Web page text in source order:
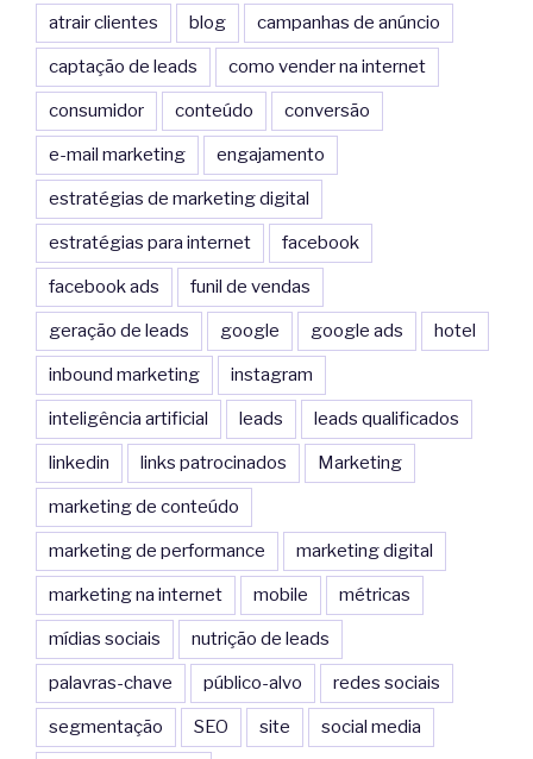
atrair clientes blog campanhas de anúncio
captação de leads como vender na internet
consumidor conteúdo conversão
e-mail marketing engajamento
estratégias de marketing digital
estratégias para internet facebook
facebook ads funil de vendas
geração de leads google google ads hotel
inbound marketing instagram
inteligência artificial leads leads qualificados
linkedin links patrocinados Marketing
marketing de conteúdo
marketing de performance marketing digital
marketing na internet mobile métricas
mídias sociais nutrição de leads
palavras-chave público-alvo redes sociais
segmentação SEO site social media